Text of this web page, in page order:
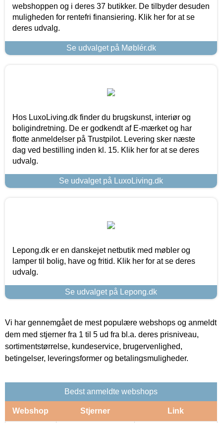
webshoppen og i deres 37 butikker. De tilbyder desuden
muligheden for rentefri finansiering. Klik her for at se
deres udvalg.
Se udvalget på Møblér.dk
Hos LuxoLiving.dk finder du brugskunst, interiør og
boligindretning. De er godkendt af E-mærket og har
flotte anmeldelser på Trustpilot. Levering sker næste
dag ved bestilling inden kl. 15. Klik her for at se deres
udvalg.
Se udvalget på LuxoLiving.dk
Lepong.dk er en danskejet netbutik med møbler og
lamper til bolig, have og fritid. Klik her for at se deres
udvalg.
Se udvalget på Lepong.dk
Vi har gennemgået de mest populære webshops og anmeldt
dem med stjerner fra 1 til 5 ud fra bl.a. deres prisniveau,
sortimentstørrelse, kundeservice, brugervenlighed,
betingelser, leveringsformer og betalingsmuligheder.
Bedst anmeldte webshops
Webshop Stjerner Link